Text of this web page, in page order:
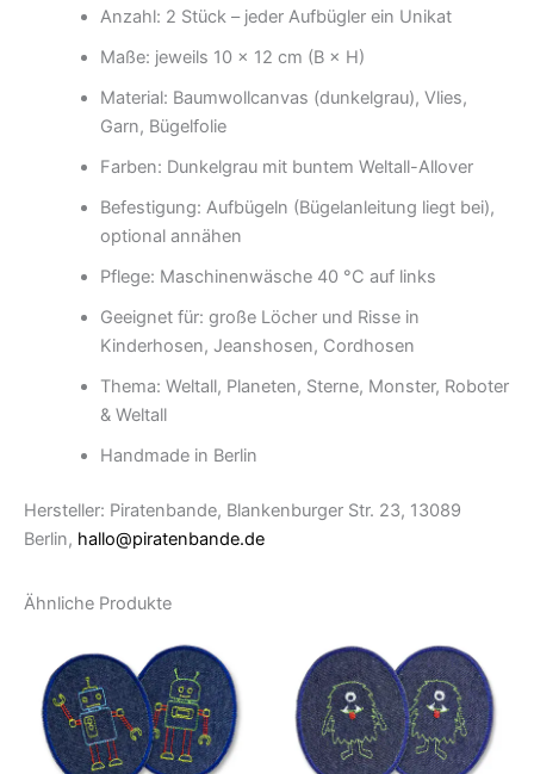
Anzahl: 2 Stück – jeder Aufbügler ein Unikat
Maße: jeweils 10 × 12 cm (B × H)
Material: Baumwollcanvas (dunkelgrau), Vlies,
Garn, Bügelfolie
Farben: Dunkelgrau mit buntem Weltall-Allover
Befestigung: Aufbügeln (Bügelanleitung liegt bei),
optional annähen
Pflege: Maschinenwäsche 40 °C auf links
Geeignet für: große Löcher und Risse in
Kinderhosen, Jeanshosen, Cordhosen
Thema: Weltall, Planeten, Sterne, Monster, Roboter
& Weltall
Handmade in Berlin
Hersteller: Piratenbande, Blankenburger Str. 23, 13089
Berlin, hallo@piratenbande.de
Ähnliche Produkte